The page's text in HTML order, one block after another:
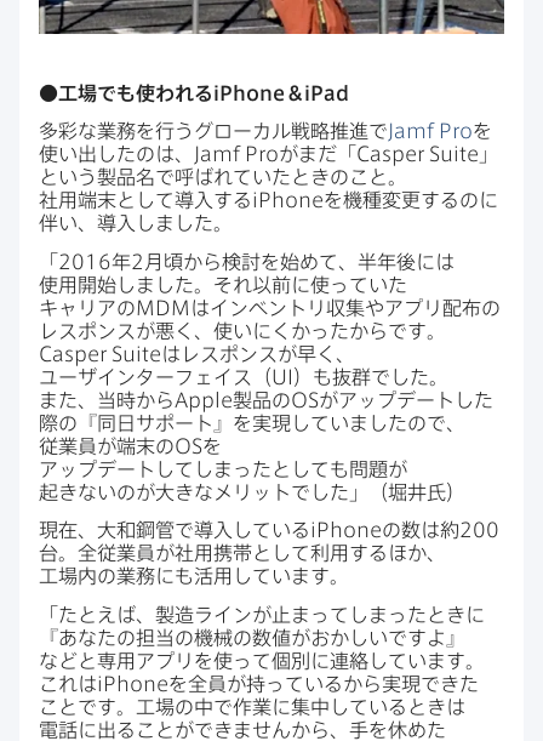
●工場でも​使われるiPhone ＆iPad
多彩な​業務を​行う​グローカル戦略推進で Jamf Proを​
使い出したのは、
Jamf Proが​まだ​「 Casper Suite 」
と​いう​製品名で​呼ばれていた​ときの​こと。​
社用端末と​して​導入するiPhoneを​機種変更するのに​
伴い、​導入しました。
「 2016年2 月頃から​検討を​始めて、​半年後には​
使用開始しました。​それ以前に​使っていた​
キャリアのMDM は​インベントリ収集や​アプリ配布の​
レスポンスが​悪く、​使いにくかったからです。
Casper Suiteは​レスポンスが​早く、​
ユーザインターフェイス（UI ）も​抜群でした。​
また、​当時からApple製品のOSが​アップデートした​
際の​『同日サポート』を​実現していましたので、​
従業員が​端末のOSを​
アップデートしてしまったとしても​問題が​
起きないのが​大きな​メリットでした」​（堀井氏）
現在、​大和鋼管で​導入しているiPhoneの​数は​約200
台。​全従​業員が​社用携帯と​して​利用する​ほか、​
工場内の​業務にも​活用しています。
「たとえば、​製造ラインが​止まってしまった​ときに​
『あなたの​担当の​機械の​数値が​おかしいですよ』
などと​専用アプリを​使って​個別に​連絡しています。​
これはiPhoneを​全員が​持っているから​実現できた​
ことです。​工場の​中で​作業に​集中している​ときは​
電話に​出る​ことができませんから、​手を​休めた​